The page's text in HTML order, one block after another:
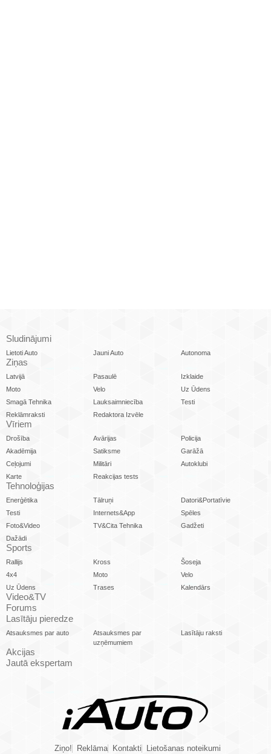
Sludinājumi
Lietoti Auto Jauni Auto Autonoma
Ziņas
Latvijā Pasaulē
Izklaide
Moto
Velo
Uz Ūdens
Smagā Tehnika
Lauksaimniecība
Testi
Reklāmraksti
Redaktora Izvēle
Vīriem
Drošība Avārijas
Policija
Akadēmija
Satiksme
Garāžā
Ceļojumi
Militāri
Autoklubi
Karte
Reakcijas tests
Tehnoloģijas
Enerģētika Tālruņi
Datori&Portatīvie
Testi
Internets&App
Spēles
Foto&Video
TV&Cita Tehnika
Gadžeti
Dažādi
Sports
Rallijs Kross
Šoseja
4x4
Moto
Velo
Uz Ūdens
Trases Kalendārs
Video&TV
Forums
Lasītāju pieredze
Atsauksmes par auto
Atsauksmes par
uzņēmumiem
Lasītāju raksti
Akcijas
Jautā ekspertam
Ziņo! Reklāma Kontakti Lietošanas noteikumi